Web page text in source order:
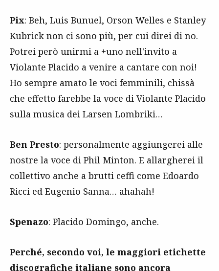
Pix: Beh, Luis Bunuel, Orson Welles e Stanley
Kubrick non ci sono più, per cui direi di no.
Potrei però unirmi a +uno nell'invito a
Violante Placido a venire a cantare con noi!
Ho sempre amato le voci femminili, chissà
che effetto farebbe la voce di Violante Placido
sulla musica dei Larsen Lombriki…
Ben Presto: personalmente aggiungerei alle
nostre la voce di Phil Minton. E allargherei il
collettivo anche a brutti ceffi come Edoardo
Ricci ed Eugenio Sanna… ahahah!
Spenazo: Placido Domingo, anche.
Perché, secondo voi, le maggiori etichette
discografiche italiane sono ancora